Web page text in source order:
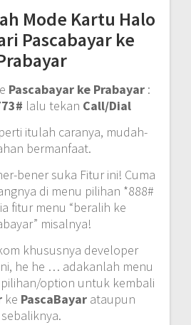
Mode Kartu Halo
Pascabayar ke
Pascabayar ke Prabayar :
lalu tekan Call/Dial
itulah caranya, mudah-
bermanfaat.
bener suka Fitur ini! Cuma
di menu pilihan *888#
fitur menu “beralih ke
misalnya!
khususnya developer
he he … adakanlah menu
option untuk kembali
ke PascaBayar ataupun
sebaliknya.